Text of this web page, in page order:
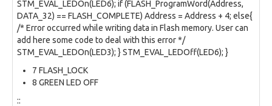
STM_EVAL_LEDOn(LED6); if (FLASH_ProgramWord(Address,
DATA_32) == FLASH_COMPLETE) Address = Address + 4; else{
/* Error occurred while writing data in Flash memory. User can
add here some code to deal with this error */
STM_EVAL_LEDOn(LED3); } STM_EVAL_LEDOff(LED6); }
7 FLASH_LOCK
8 GREEN LED OFF
::